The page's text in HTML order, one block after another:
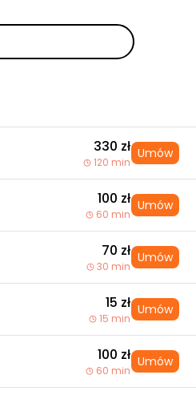
330 zł
120 min
Umów
100 zł
60 min
Umów
70 zł
30 min
Umów
15 zł
15 min
Umów
100 zł
60 min
Umów